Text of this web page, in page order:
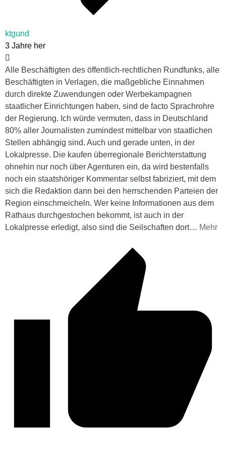
ktgund
3 Jahre her
Alle Beschäftigten des öffentlich-rechtlichen Rundfunks, alle
Beschäftigten in Verlagen, die maßgebliche Einnahmen
durch direkte Zuwendungen oder Werbekampagnen
staatlicher Einrichtungen haben, sind de facto Sprachrohre
der Regierung. Ich würde vermuten, dass in Deutschland
80% aller Journalisten zumindest mittelbar von staatlichen
Stellen abhängig sind. Auch und gerade unten, in der
Lokalpresse. Die kaufen überregionale Berichterstattung
ohnehin nur noch über Agenturen ein, da wird bestenfalls
noch ein staatshöriger Kommentar selbst fabriziert, mit dem
sich die Redaktion dann bei den herrschenden Parteien der
Region einschmeicheln. Wer keine Informationen aus dem
Rathaus durchgestochen bekommt, ist auch in der
Lokalpresse erledigt, also sind die Seilschaften dort… Mehr